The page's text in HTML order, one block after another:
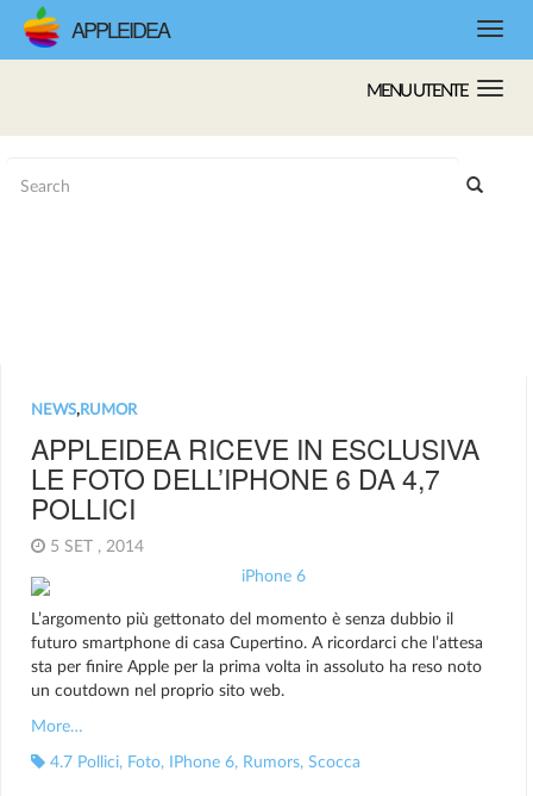
APPLEIDEA
MENU UTENTE
NEWS, RUMOR
APPLEIDEA RICEVE IN ESCLUSIVA
LE FOTO DELL’IPHONE 6 DA 4,7
POLLICI
5 SET , 2014
L’argomento più gettonato del momento è senza dubbio il
futuro smartphone di casa Cupertino. A ricordarci che l’attesa
sta per finire Apple per la prima volta in assoluto ha reso noto
un coutdown nel proprio sito web.
More…
4.7 Pollici, Foto, IPhone 6, Rumors, Scocca